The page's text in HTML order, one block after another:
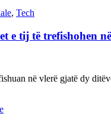
, Tech
e tij të trefishohen
në vlerë gjatë dy